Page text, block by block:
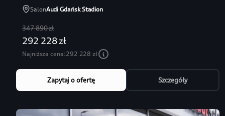
SalonAudi Gdańsk Stadion
347 890 zł
292 228 zł
Najniższa cena:292 228 zł
Zapytaj o ofertę Szczegóły